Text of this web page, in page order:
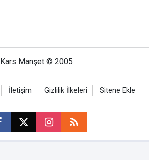
Kars Manşet © 2005
İletişim Gizlilik İlkeleri Sitene Ekle